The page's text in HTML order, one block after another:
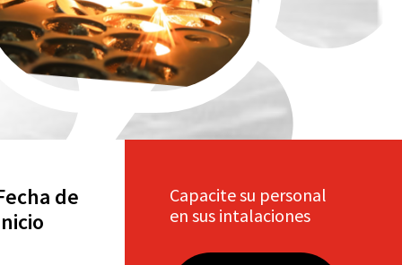
de
Capacite su personal
en sus intalaciones